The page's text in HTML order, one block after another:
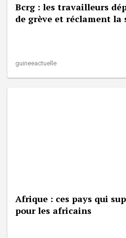
Bcrg : les travailleurs
de grève et réclament la
guineeactuelle
Afrique : ces pays qui
pour les africains